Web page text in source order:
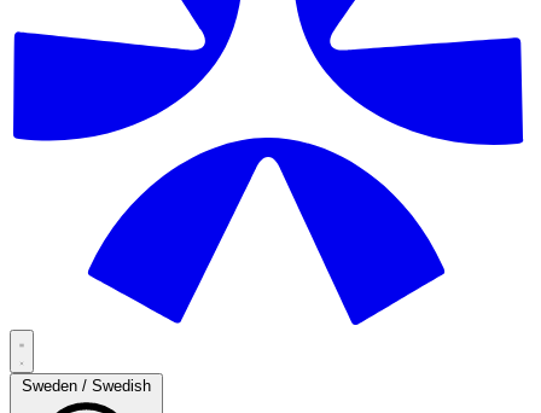
Sweden / Swedish